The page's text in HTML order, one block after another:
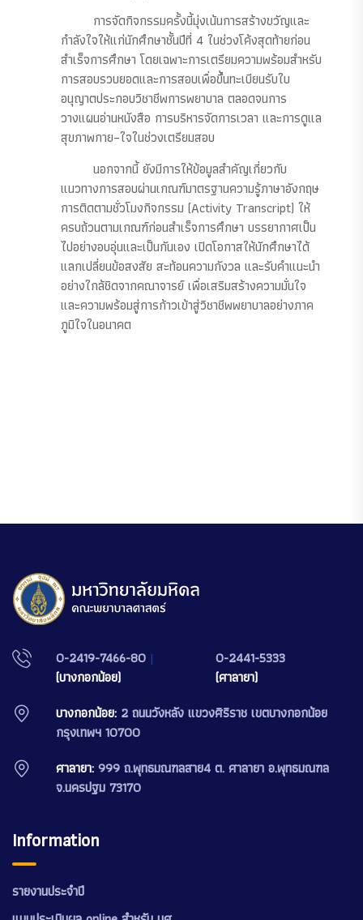
การจัดกิจกรรมครั้งนี้มุ่งเน้นการสร้างขวัญและ
กำลังใจให้แก่นักศึกษาชั้นปีที่ 4 ในช่วงโค้งสุดท้ายก่อน
สำเร็จการศึกษา โดยเฉพาะการเตรียมความพร้อมสำหรับ
การสอบรวบยอดและการสอบเพื่อขึ้นทะเบียนรับใบ
อนุญาตประกอบวิชาชีพการพยาบาล ตลอดจนการ
วางแผนอ่านหนังสือ การบริหารจัดการเวลา และการดูแล
สุขภาพกาย–ใจในช่วงเตรียมสอบ
นอกจากนี้ ยังมีการให้ข้อมูลสำคัญเกี่ยวกับ
แนวทางการสอบผ่านเกณฑ์มาตรฐานความรู้ภาษาอังกฤษ
การติดตามชั่วโมงกิจกรรม (Activity Transcript) ให้
ครบถ้วนตามเกณฑ์ก่อนสำเร็จการศึกษา บรรยากาศเป็น
ไปอย่างอบอุ่นและเป็นกันเอง เปิดโอกาสให้นักศึกษาได้
แลกเปลี่ยนข้อสงสัย สะท้อนความกังวล และรับคำแนะนำ
อย่างใกล้ชิดจากคณาจารย์ เพื่อเสริมสร้างความมั่นใจ
และความพร้อมสู่การก้าวเข้าสู่วิชาชีพพยาบาลอย่างภาค
ภูมิใจในอนาคต
0-2419-7466-80 |
(บางกอกน้อย)
0-2441-5333
(ศาลายา)
บางกอกน้อย: 2 ถนนวังหลัง แขวงศิริราช เขตบางกอกน้อย
กรุงเทพฯ 10700
ศาลายา: 999 ถ.พุทธมณฑลสาย4 ต. ศาลายา อ.พุทธมณฑล
จ.นครปฐม 73170
Information
รายงานประจำปี